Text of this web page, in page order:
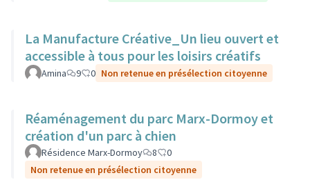
La Manufacture Créative_Un lieu ouvert et
accessible à tous pour les loisirs créatifs
Amina 9 0 Non retenue en présélection citoyenne
Réaménagement du parc Marx-Dormoy et
création d'un parc à chien
Résidence Marx-Dormoy 8
0
Non retenue en présélection citoyenne